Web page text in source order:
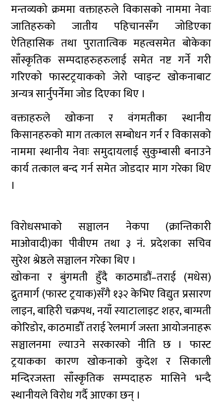
मन्तव्यको क्रममा वक्ताहरुले विकासको नाममा नेवाः
जातिहरुको जातीय पहिचानसँग जोडिएका
ऐतिहासिक तथा पुरातात्विक महत्वसमेत बोकेका
साँस्कृतिक सम्पदाहरुहरुलाई समेत नष्ट गर्ने गरी
गरिएको फास्टट्रयाकको जेरो प्वाइन्ट खोकनाबाट
अन्यत्र सार्नुपर्नेमा जोड दिएका थिए ।
वक्ताहरुले खोकना र वंगमतीका स्थानीय
किसानहरुको माग तत्काल सम्बोधन गर्न र विकासको
नाममा स्थानीय नेवाः समुदायलाई सुकुम्बासी बनाउने
कार्य तत्काल बन्द गर्न समेत जोडदार माग गरेका थिए
।
विरोधसभाको सञ्चालन नेकपा (क्रान्तिकारी
माओवादी)का पीवीएम तथा ३ नं. प्रदेशका सचिव
सुरेश श्रेष्ठले सञ्चालन गरेका थिए ।
खोकना र बुंगमती हुँदै काठमाडौं–तराई (मधेस)
द्रुतमार्ग (फास्ट ट्रयाक)सँगै १३२ केभिए विद्युत प्रसारण
लाइन, बाहिरी चक्रपथ, नयाँ स्याटालाइट शहर, बाग्मती
कोरिडोर, काठमाडौँ तराई रेलमार्ग जस्ता आयोजनाहरू
सञ्चालनमा ल्याउने सरकारको नीति छ । फास्ट
ट्रयाकका कारण खोकनाको कुदेश र सिकाली
मन्दिरजस्ता साँस्कृतिक सम्पदाहरु मासिने भन्दै
स्थानीयले विरोध गर्दै आएका छन् ।